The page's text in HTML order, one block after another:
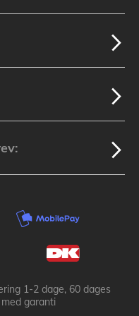
1-2 dage, 60 dages
garanti